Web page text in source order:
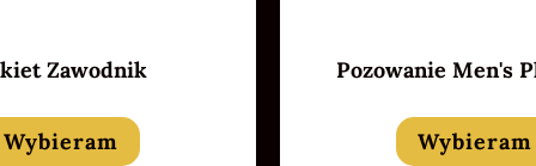
Zawodnik
Wybieram
Pozowanie Men's
Wybieram